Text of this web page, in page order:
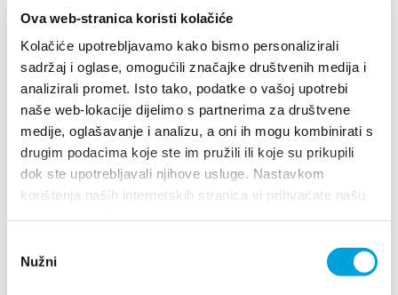
Ova web-stranica koristi kolačiće
Kolačiće upotrebljavamo kako bismo personalizirali
sadržaj i oglase, omogućili značajke društvenih medija i
analizirali promet. Isto tako, podatke o vašoj upotrebi
naše web-lokacije dijelimo s partnerima za društvene
medije, oglašavanje i analizu, a oni ih mogu kombinirati s
drugim podacima koje ste im pružili ili koje su prikupili
dok ste upotrebljavali njihove usluge. Nastavkom
korištenja naših internetskih stranica vi prihvaćate našu
pristanka
Nužni
don Frane Franića 1, 21214 Kaštel Kambelovac
021221912
info@hotel-baletnaskola.com